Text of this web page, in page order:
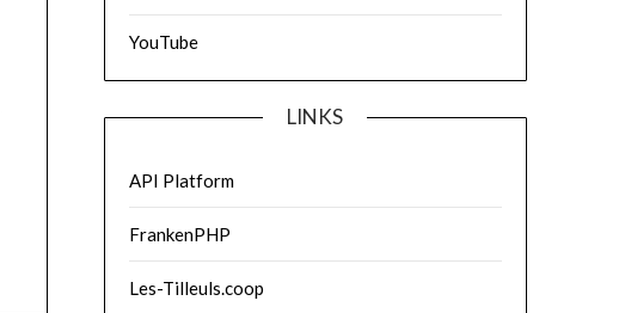
YouTube
LINKS
API Platform
FrankenPHP
Les-Tilleuls.coop